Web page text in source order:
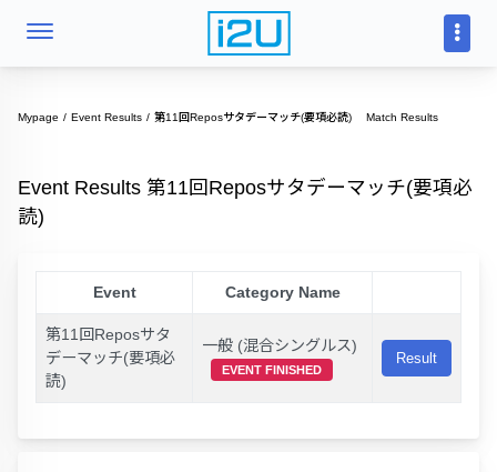
Mypage Event Results 第11回Reposサタデーマッチ(要項必読) Match Results
Event Results 第11回Reposサタデーマッチ(要項必
読)
Event Category Name
第11回Reposサタ
デーマッチ(要項必
読)
一般 (混合シングルス)
EVENT FINISHED
Result